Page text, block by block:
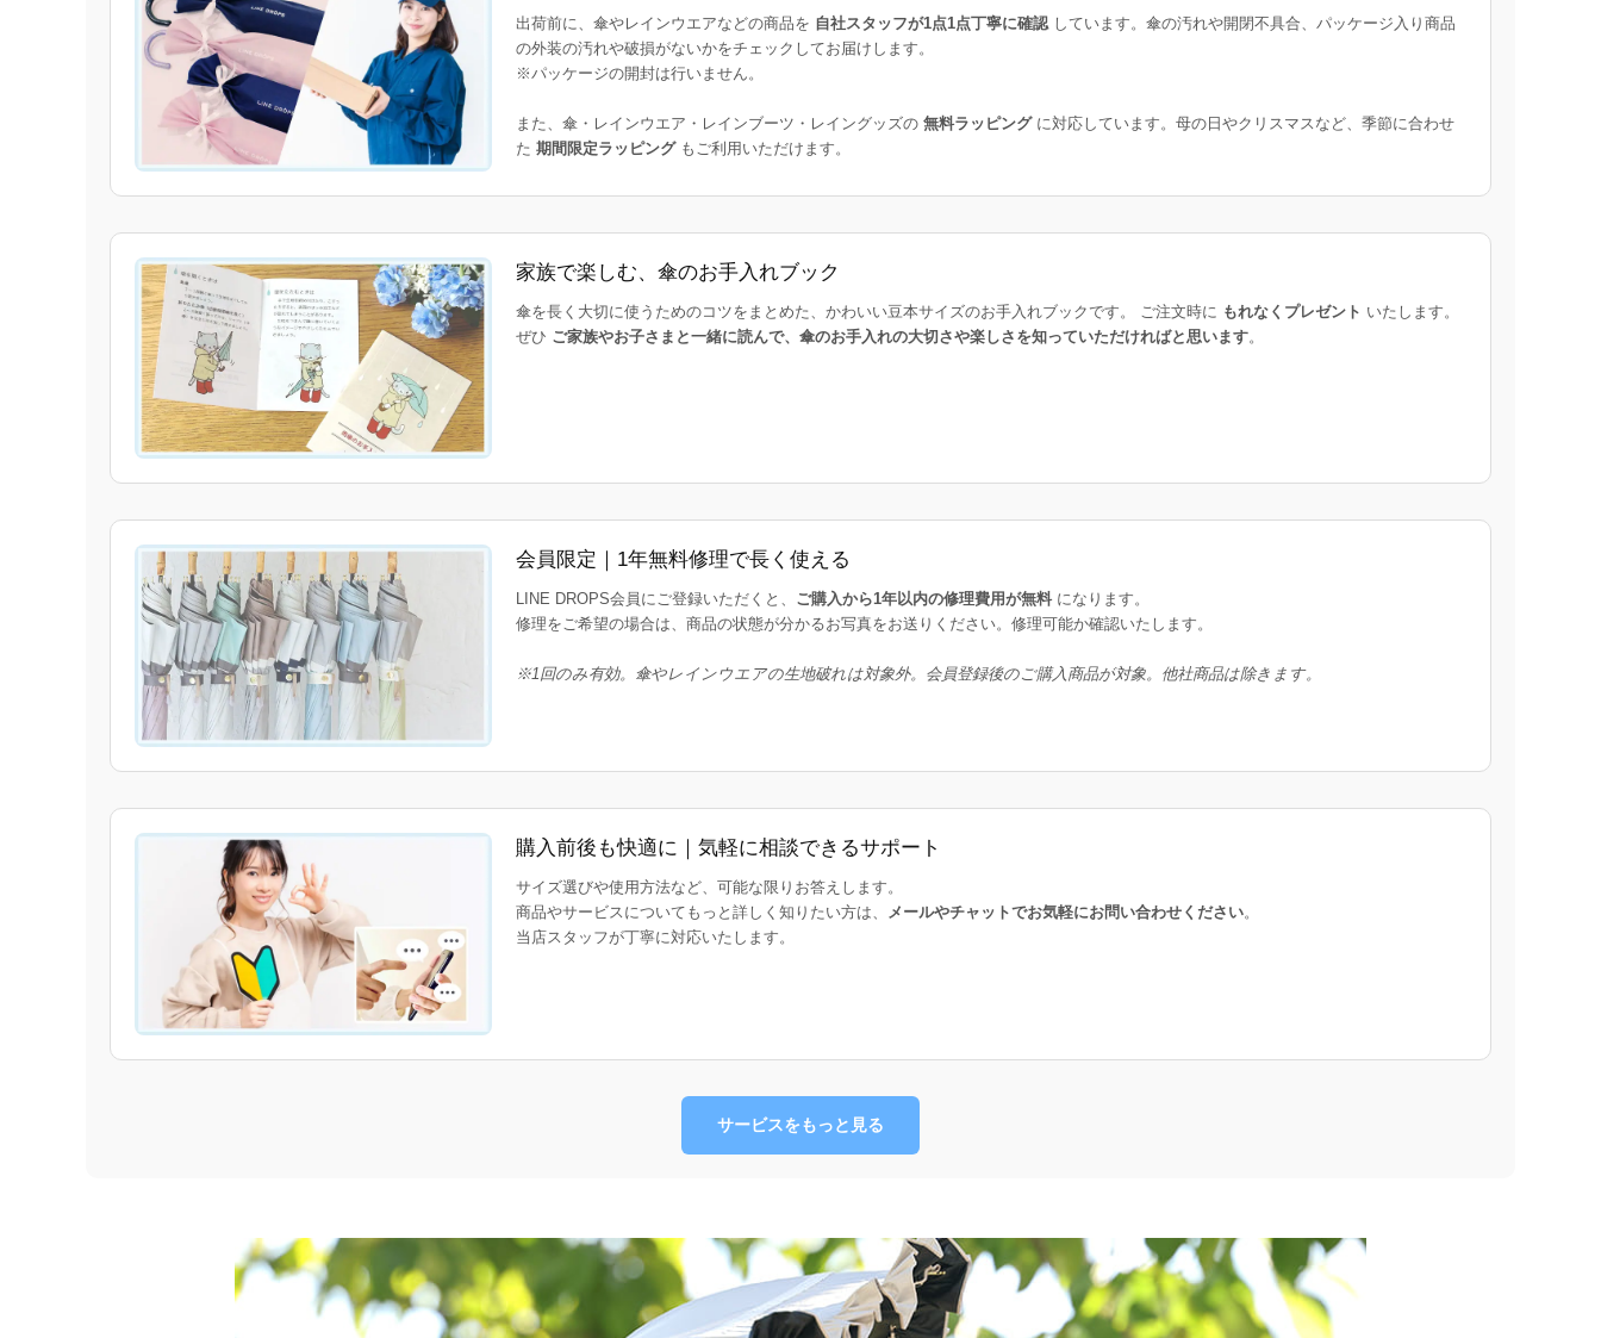
出荷前に、傘やレインウエアなどの商品を 自社スタッフが1点1点丁寧に確認しています。傘の汚れや開閉不具合、パッケージ入り商品
の外装の汚れや破損がないかをチェックしてお届けします。
※パッケージの開封は行いません。
また、傘・レインウエア・レインブーツ・レイングッズの 無料ラッピングに対応しています。母の日やクリスマスなど、季節に合わせ
た 期間限定ラッピングもご利用いただけます。
家族で楽しむ、傘のお手入れブック
傘を長く大切に使うためのコツをまとめた、かわいい豆本サイズのお手入れブックです。 ご注文時に もれなくプレゼント いたします。
ぜひ ご家族やお子さまと一緒に読んで、傘のお手入れの大切さや楽しさを知っていただければと思います。
会員限定｜1年無料修理で長く使える
LINE DROPS会員にご登録いただくと、 ご購入から1年以内の修理費用が無料になります。
修理をご希望の場合は、商品の状態が分かるお写真をお送りください。修理可能か確認いたします。
※1回のみ有効。傘やレインウエアの生地破れは対象外。会員登録後のご購入商品が対象。他社商品は除きます。
購入前後も快適に｜気軽に相談できるサポート
サイズ選びや使用方法など、可能な限りお答えします。
商品やサービスについてもっと詳しく知りたい方は、 メールやチャットでお気軽にお問い合わせください。
当店スタッフが丁寧に対応いたします。
サービスをもっと見る